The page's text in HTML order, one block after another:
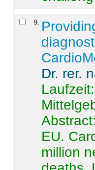
9
Dr. rer.
Abstract:
EU.
million